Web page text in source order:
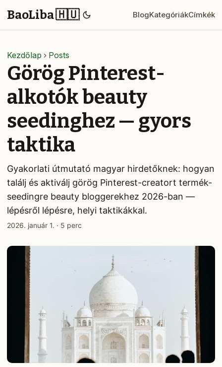
BaoLiba 🇭🇺 BlogKategóriákCímkék
Kezdőlap Posts
Görög Pinterest-
alkotók beauty
seedinghez — gyors
taktika
Gyakorlati útmutató magyar hirdetőknek: hogyan
találj és aktiválj görög Pinterest-creatort termék-
seedingre beauty bloggerekhez 2026-ban —
lépésről lépésre, helyi taktikákkal.
2026. január 1. · 5 perc